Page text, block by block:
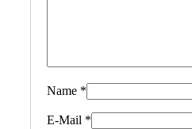
Name *
E-Mail *